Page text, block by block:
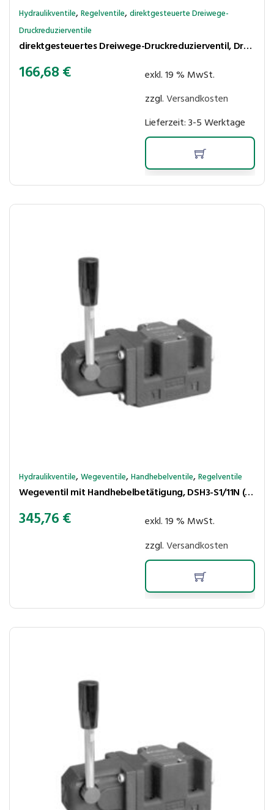
Hydraulikventile,Regelventile,direktgesteuerte Dreiwege-
Druckreduzierventile
direktgesteuertes Dreiwege-Druckreduzierventil, Druckverminderung auf der Leitung P mit Druckregulierung auf der Seite B, MZD3/50 (NG06 / CETOP 3)
166,68€
exkl. 19 % MwSt.
zzgl.Versandkosten
Lieferzeit:3-5 Werktage
Hydraulikventile,Wegeventile,Handhebelventile,Regelventile
Wegeventil mit Handhebelbetätigung, DSH3-S1/11N (NG06 / CETOP 3)
345,76€
exkl. 19 % MwSt.
zzgl.Versandkosten